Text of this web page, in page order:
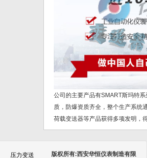
公司的主要产品有SMART斯玛特
质，防爆资质齐全，整个生产系统
荷载变送器等产品获得多项发明，
压力变送
版权所有:西安华恒仪表制造有限